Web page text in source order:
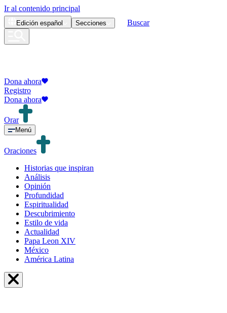
Ir al contenido principal
Edición español Secciones Buscar
Dona ahora
Registro
Dona ahora
Orar
Menú
Oraciones
Historias que inspiran
Análisis
Opinión
Profundidad
Espiritualidad
Descubrimiento
Estilo de vida
Actualidad
Papa Leon XIV
México
América Latina